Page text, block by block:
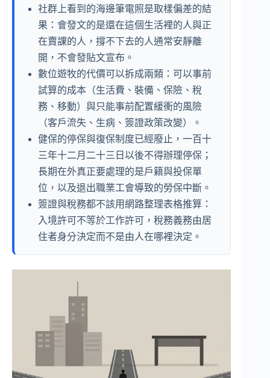
社群上看到的海邊筆電照是取樣偏差的結
果：會發文的是還在這個生活裡的人與正
在賣課的人，撐不下去的人通常安靜離
開，不會發貼文宣布。
數位遊牧的代價可以拆成兩類：可以事前
試算的成本（生活費、裝備、保險、稅
務、移動）與只能事前配置緩衝的風險
（客戶流失、生病、簽證政策改變）。
健保的停保與復保制度已經廢止，一百十
三年十二月二十三日以後不得辦理停保；
長期在外真正要處理的是戶籍與投保單
位，以及退出職業工會導致的勞保中斷。
簽證與稅務都不該用網路整理表格推算：
入境許可不等於工作許可，稅務義務由居
住者身分決定而不是由人在哪裡決定。